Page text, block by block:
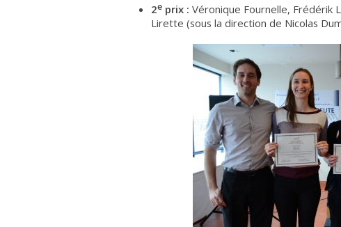
2e prix : Véronique Fournelle, Frédérik
Lirette (sous la direction de Nicolas